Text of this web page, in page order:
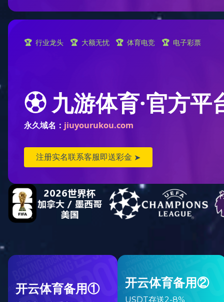
关于我们
公司简介
飞宇大